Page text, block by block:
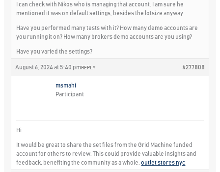
I can check with Nikos who is managing that account. I am sure he
mentioned it was on default settings, besides the lotsize anyway.
Have you performed many tests with it? How many demo accounts are
you running it on? How many brokers demo accounts are you using?
Have you varied the settings?
August 6, 2024 at 5:40 pm #277808
REPLY
msmahi
Participant
Hi
It would be great to share the set files from the Grid Machine funded
account for others to review. This could provide valuable insights and
feedback, benefiting the community as a whole.outlet stores nyc